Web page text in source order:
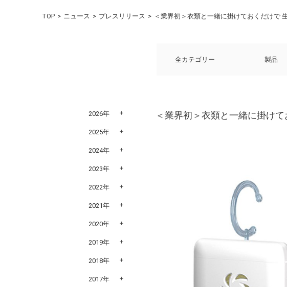
TOP ニュース プレスリリース ＜業界初＞衣類と一緒に掛けておくだけで
全カテゴリー 製品
＜業界初＞衣類と一緒に掛け
2026年
2025年
2024年
2023年
2022年
2021年
2020年
2019年
2018年
2017年